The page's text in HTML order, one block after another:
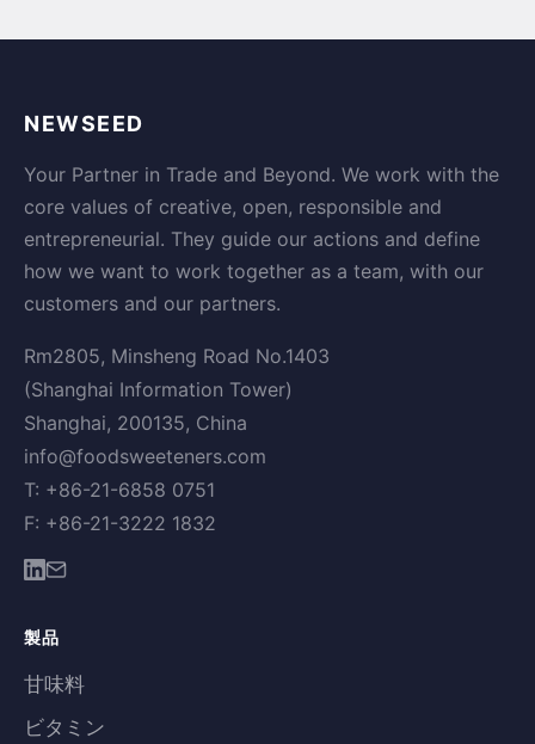
NEWSEED
Your Partner in Trade and Beyond. We work with the
core values of creative, open, responsible and
entrepreneurial. They guide our actions and define
how we want to work together as a team, with our
customers and our partners.
Rm2805, Minsheng Road No.1403
(Shanghai Information Tower)
Shanghai, 200135, China
info@foodsweeteners.com
T: +86-21-6858 0751
F: +86-21-3222 1832
製品
甘味料
ビタミン